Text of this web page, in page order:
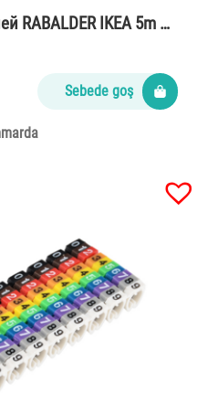
RABALDER IKEA 5m …
Sebede goş